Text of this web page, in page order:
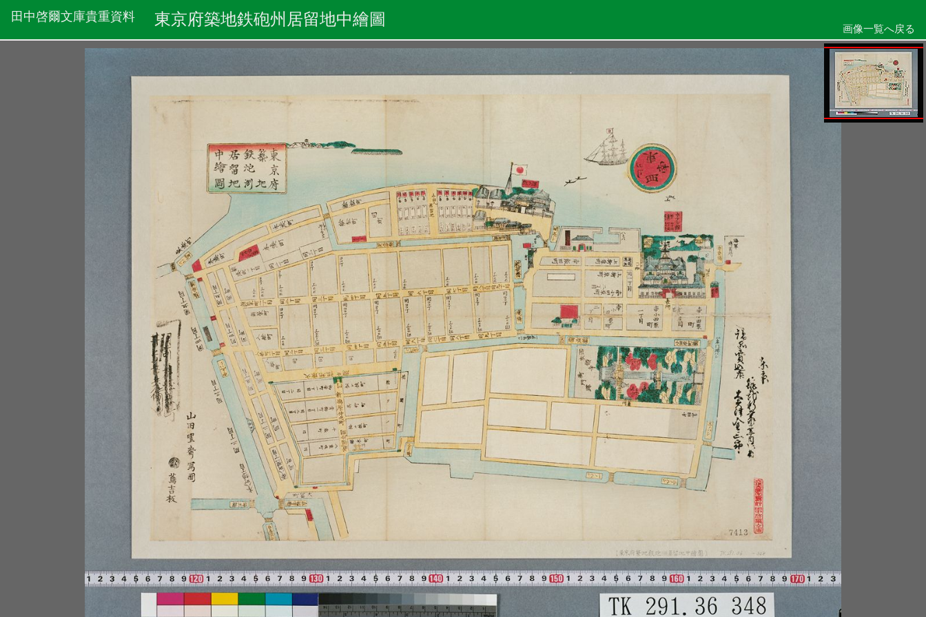
田中啓爾文庫貴重資料 東京府築地鉄砲州居留地中繪圖
画像一覧へ戻る